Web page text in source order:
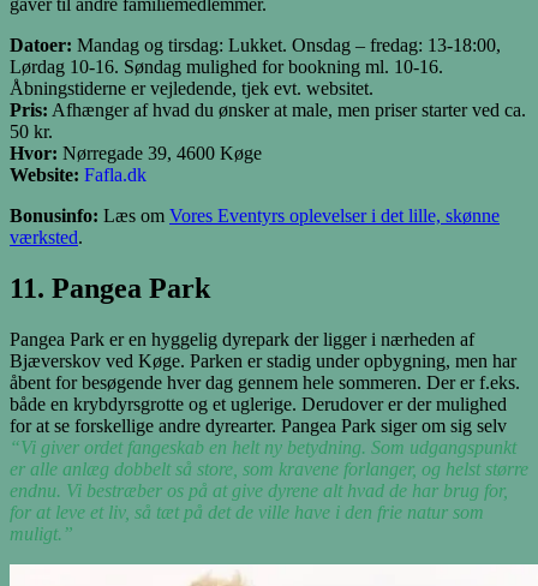
gaver til andre familiemedlemmer.
Datoer: Mandag og tirsdag: Lukket. Onsdag – fredag: 13-18:00,
Lørdag 10-16. Søndag mulighed for bookning ml. 10-16.
Åbningstiderne er vejledende, tjek evt. websitet.
Pris: Afhænger af hvad du ønsker at male, men priser starter ved ca.
50 kr.
Hvor: Nørregade 39, 4600 Køge
Website: Fafla.dk
Bonusinfo: Læs om Vores Eventyrs oplevelser i det lille, skønne
værksted.
11. Pangea Park
Pangea Park er en hyggelig dyrepark der ligger i nærheden af
Bjæverskov ved Køge. Parken er stadig under opbygning, men har
åbent for besøgende hver dag gennem hele sommeren. Der er f.eks.
både en krybdyrsgrotte og et uglerige. Derudover er der mulighed
for at se forskellige andre dyrearter. Pangea Park siger om sig selv
“Vi giver ordet fangeskab en helt ny betydning. Som udgangspunkt
er alle anlæg dobbelt så store, som kravene forlanger, og helst større
endnu. Vi bestræber os på at give dyrene alt hvad de har brug for,
for at leve et liv, så tæt på det de ville have i den frie natur som
muligt.”